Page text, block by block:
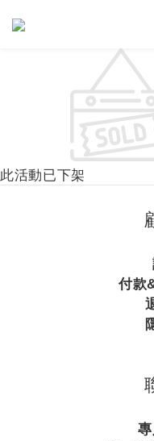
此活動已下架
付款